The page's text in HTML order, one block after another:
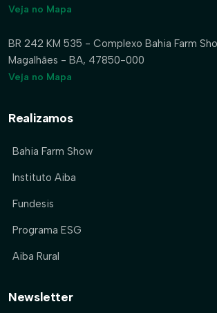
Veja no Mapa
BR 242 KM 535 - Complexo Bahia Farm
Magalhães - BA, 47850-000
Veja no Mapa
Realizamos
Bahia Farm Show
Instituto Aiba
Fundesis
Programa ESG
Aiba Rural
Newsletter